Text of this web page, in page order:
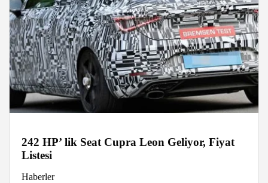
242 HP’ lik Seat Cupra Leon Geliyor, Fiyat
Listesi
Haberler